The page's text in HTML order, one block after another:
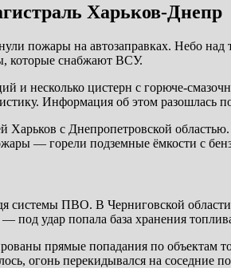
Харьков-Днепр
пожары на автозаправках. Небо
которые снабжают ВСУ.
и несколько цистерн с горюче-
Информация об этом разошлась
Харьков с Днепропетровской
— горели подземные ёмкости с
системы ПВО. В Черниговской
удар попала база хранения
прямые попадания по объектам
огонь перекидывался на соседние